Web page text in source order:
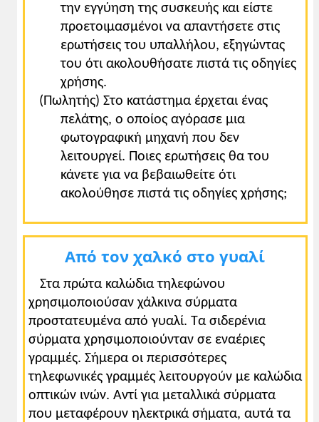
την εγγύηση της συσκευής και είστε
προετοιμασμένοι να απαντήσετε στις
ερωτήσεις του υπαλλήλου, εξηγώντας
του ότι ακολουθήσατε πιστά τις οδηγίες
χρήσης.
(Πωλητής) Στο κατάστημα έρχεται ένας
πελάτης, ο οποίος αγόρασε μια
φωτογραφική μηχανή που δεν
λειτουργεί. Ποιες ερωτήσεις θα του
κάνετε για να βεβαιωθείτε ότι
ακολούθησε πιστά τις οδηγίες χρήσης;
Aπό τον χαλκό στο γυαλί
Στα πρώτα καλώδια τηλεφώνου
χρησιμοποιούσαν χάλκινα σύρματα
προστατευμένα από γυαλί. Tα σιδερένια
σύρματα χρησιμοποιούνταν σε εναέριες
γραμμές. Σήμερα οι περισσότερες
τηλεφωνικές γραμμές λειτουργούν με καλώδια
οπτικών ινών. Aντί για μεταλλικά σύρματα
που μεταφέρουν ηλεκτρικά σήματα, αυτά τα